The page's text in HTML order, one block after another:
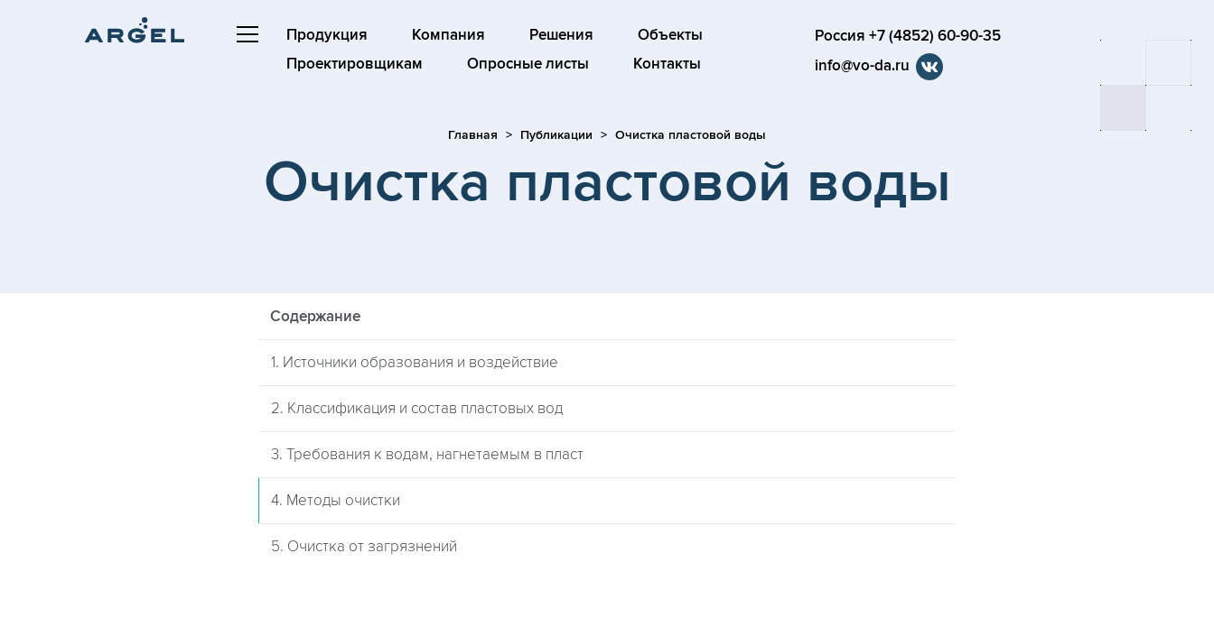
Продукция Компания Решения
Объекты
Проектировщикам
Опросные листы Контакты
Россия +7 (4852) 60-90-35
info@vo-da.ru
Главная Публикации Очистка пластовой воды
Очистка пластовой воды
Содержание
1. Источники образования и воздействие
2. Классификация и состав пластовых вод
3. Требования к водам, нагнетаемым в пласт
4. Методы очистки
5. Очистка от загрязнений